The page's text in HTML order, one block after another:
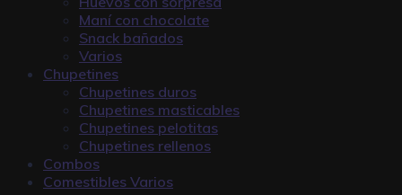
Maní con chocolate
Snack bañados
Varios
Chupetines
Chupetines duros
Chupetines masticables
Chupetines pelotitas
Chupetines rellenos
Combos
Comestibles Varios